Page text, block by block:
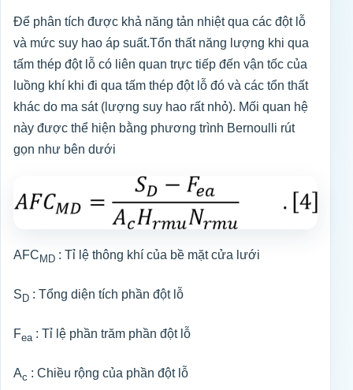
Để phân tích được khả năng tản nhiệt qua các đột lỗ
và mức suy hao áp suất.Tổn thất năng lượng khi qua
tấm thép đột lỗ có liên quan trực tiếp đến vận tốc của
luồng khí khi đi qua tấm thép đột lỗ đó và các tổn thất
khác do ma sát (lượng suy hao rất nhỏ). Mối quan hệ
này được thể hiện bằng phương trình Bernoulli rút
gọn như bên dưới
AFC MD : Tỉ lệ thông khí của bề mặt cửa lưới
S D : Tổng diện tích phần đột lỗ
Fea : Tỉ lệ phần trăm phần đột lỗ
Ac : Chiều rộng của phần đột lỗ